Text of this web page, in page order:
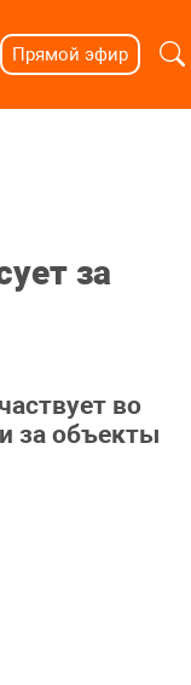
Прямой эфир
за
во
за объекты